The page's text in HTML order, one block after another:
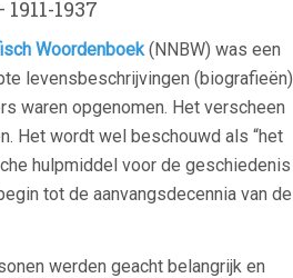
1911-1937
Woordenboek(NNBW) was een
levensbeschrijvingen (biografieën)
waren opgenomen. Het verscheen
Het wordt wel beschouwd als “het
hulpmiddel voor de geschiedenis
tot de aanvangsdecennia van de
werden geacht belangrijk en